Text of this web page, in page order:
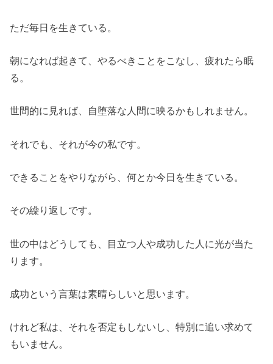
ただ毎日を生きている。
朝になれば起きて、やるべきことをこなし、疲れたら眠
る。
世間的に見れば、自堕落な人間に映るかもしれません。
それでも、それが今の私です。
できることをやりながら、何とか今日を生きている。
その繰り返しです。
世の中はどうしても、目立つ人や成功した人に光が当た
ります。
成功という言葉は素晴らしいと思います。
けれど私は、それを否定もしないし、特別に追い求めて
もいません。